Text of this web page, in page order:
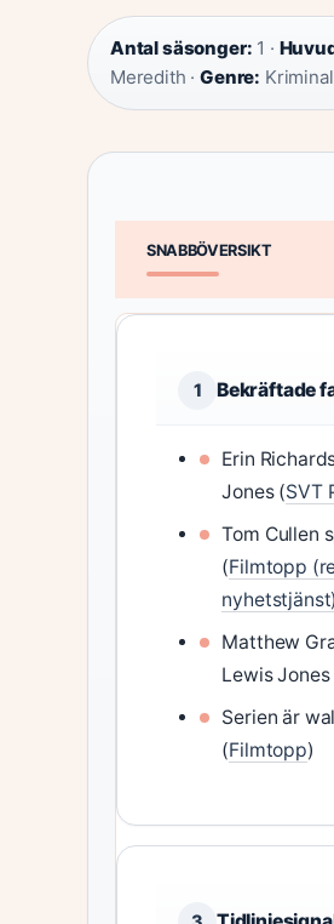
Antal säsonger: 1 ·
Meredith ·Genre:
SNABBÖVERSIKT
1 Bekräftade
Erin
Jones (SVT
Tom Cullen
(Filmtopp
nyhetstjänst)
Matthew
Lewis Jones
Serien är
(Filmtopp)